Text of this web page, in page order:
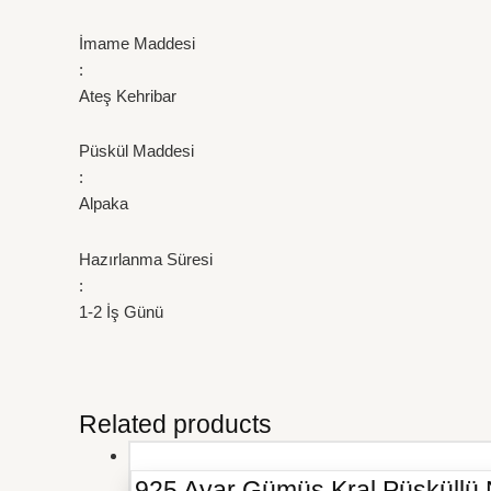
İmame Maddesi
:
Ateş Kehribar
Püskül Maddesi
:
Alpaka
Hazırlanma Süresi
:
1-2 İş Günü
Related products